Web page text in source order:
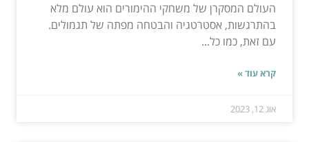
העולם המסקרן של משחקי ההימורים הוא עולם מלא
בהתרגשות, אסטרטגיה והבטחה מפתה של תגמולים.
עם זאת, כמו כל...
קרא עוד »
אוג 12, 2023